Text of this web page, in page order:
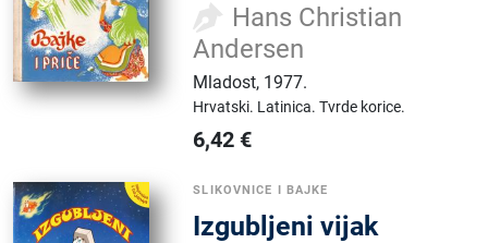
Hans Christian
Andersen
Mladost, 1977.
Hrvatski. Latinica.Tvrde korice.
6,42 €
SLIKOVNICE I BAJKE
Izgubljeni vijak